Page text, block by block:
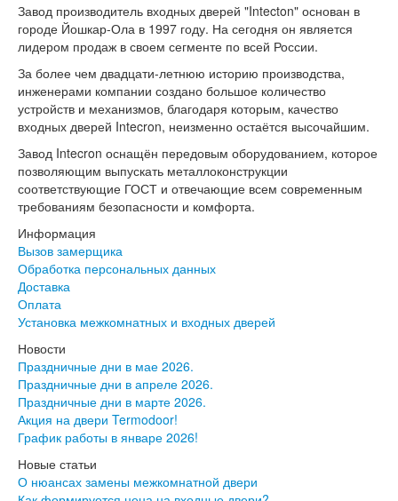
Интекрон Спарта Белая
Интекрон Спарта Грей
Интекрон Термо
Интекрон Тетра
Интекрон Фараон
Интекрон Форте
Двери АСД
Двери Ратибор
Двери Аргус
Тамбурные двери
Межкомнатные двери
Двери Альберо
Вест
Галерея
Империя
Мегаполис
Мегаполис ГЛ
Неоклассика Про
Скин
Тренд
Двери ВанМарк
Шпон текстурированный
Завод производитель входных дверей "Intecton" основан в
городе Йошкар-Ола в 1997 году. На сегодня он является
лидером продаж в своем сегменте по всей России.
За более чем двадцати-летнюю историю производства,
инженерами компании создано большое количество
устройств и механизмов, благодаря которым, качество
входных дверей Intecron, неизменно остаётся высочайшим.
Завод Intecron оснащён передовым оборудованием, которое
позволяющим выпускать металлоконструкции
соответствующие ГОСТ и отвечающие всем современным
требованиям безопасности и комфорта.
Информация
Вызов замерщика
Обработка персональных данных
Доставка
Оплата
Установка межкомнатных и входных дверей
Новости
Праздничные дни в мае 2026.
Праздничные дни в апреле 2026.
Праздничные дни в марте 2026.
Акция на двери Termodoor!
График работы в январе 2026!
Новые статьи
О нюансах замены межкомнатной двери